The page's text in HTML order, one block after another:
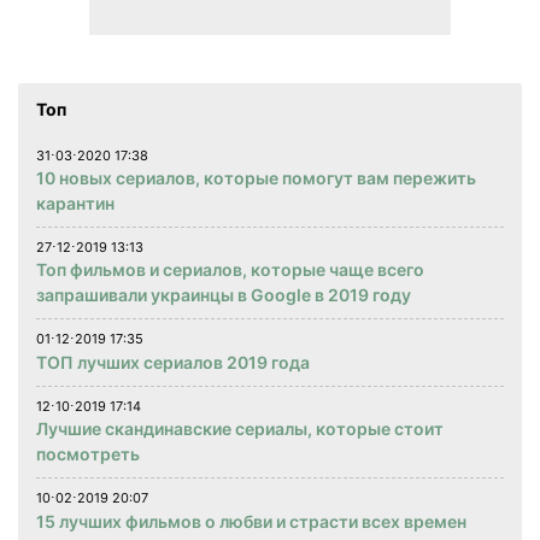
Топ
31⋅03⋅2020 17:38
10 новых сериалов, которые помогут вам пережить
карантин
27⋅12⋅2019 13:13
Топ фильмов и сериалов, которые чаще всего
запрашивали украинцы в Google в 2019 году
01⋅12⋅2019 17:35
ТОП лучших сериалов 2019 года
12⋅10⋅2019 17:14
Лучшие скандинавские сериалы, которые стоит
посмотреть
10⋅02⋅2019 20:07
15 лучших фильмов о любви и страсти всех времен